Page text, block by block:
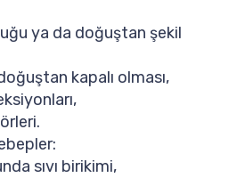
ya da doğuştan şekil
kapalı olması,
sıvı birikimi,